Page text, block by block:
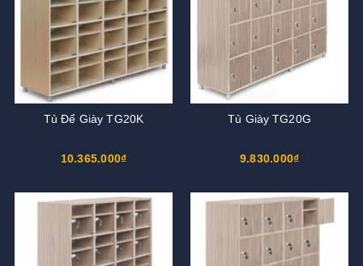
Tủ Để Giày TG20K
10.365.000₫
Tủ Giày TG20G
9.830.000₫